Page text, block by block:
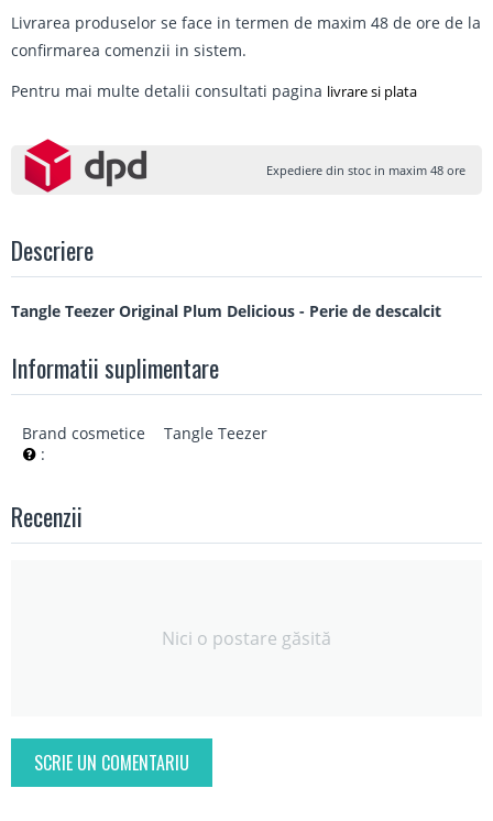
Livrarea produselor se face in termen de maxim 48 de ore de la
confirmarea comenzii in sistem.
Pentru mai multe detalii consultati pagina livrare si plata
Expediere din stoc in maxim 48 ore
Descriere
Tangle Teezer Original Plum Delicious - Perie de descalcit
Informatii suplimentare
Brand cosmetice
:
Tangle Teezer
Recenzii
Nici o postare găsită
SCRIE UN COMENTARIU